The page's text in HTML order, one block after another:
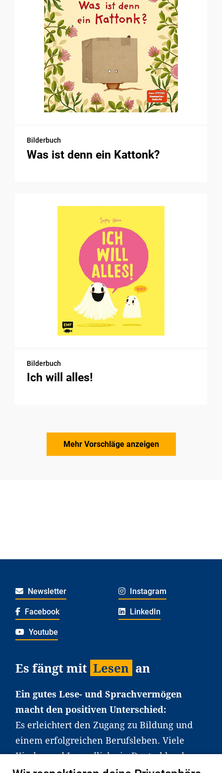
Bilderbuch
Was ist denn ein Kattonk?
Bilderbuch
Ich will alles!
Mehr Vorschläge anzeigen
Newsletter Instagram
Facebook LinkedIn
Youtube
Es fängt mit Lesen an
Ein gutes Lese- und Sprachvermögen
macht den positiven Unterschied:
Es erleichtert den Zugang zu Bildung und
einem erfolgreichen Berufsleben. Viele
Kinder und Jugendliche in Deutschland